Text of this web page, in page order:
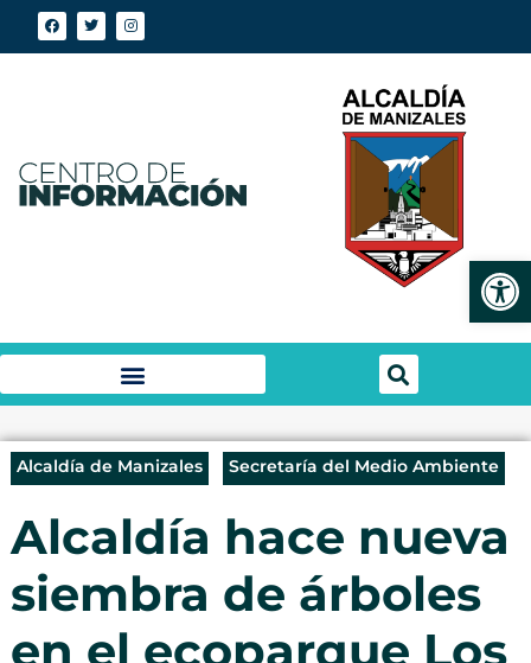
Alcaldía de Manizales Secretaría del Medio Ambiente
Alcaldía hace nueva
siembra de árboles
en el ecoparque Los